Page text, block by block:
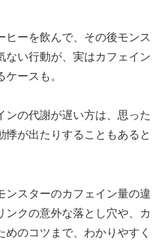
ヒーを飲んで、その後モンス
い行動が、実はカフェイン
ースも。
ンの代謝が遅い方は、思った
悸が出たりすることもあると
ンスターのカフェイン量の違
ンクの意外な落とし穴や、カ
のコツまで、わかりやすく